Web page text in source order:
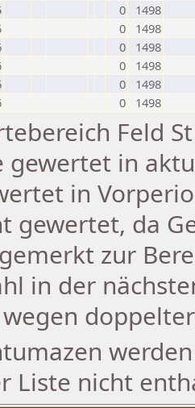
0
1498
0
1498
0
1498
0
1498
0
1498
0 1498
Feld
gewertet in
in
gewertet, da
zur
in der
Liste nicht